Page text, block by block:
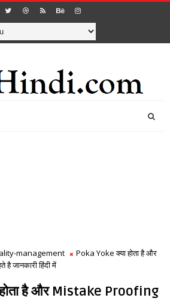
management
Poka Yoke क्या होता है और
जानकारी हिंदी में
है और Mistake Proofing